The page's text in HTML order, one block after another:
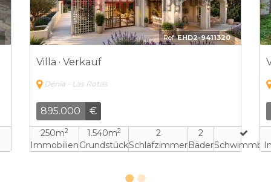
Ref:SELA-3995188
Villa · Verkauf
Dénia - Las Rotas
817.000 €
380m
Immobilien
1.780m
Grundstück
Schlafzimmer
Bäder